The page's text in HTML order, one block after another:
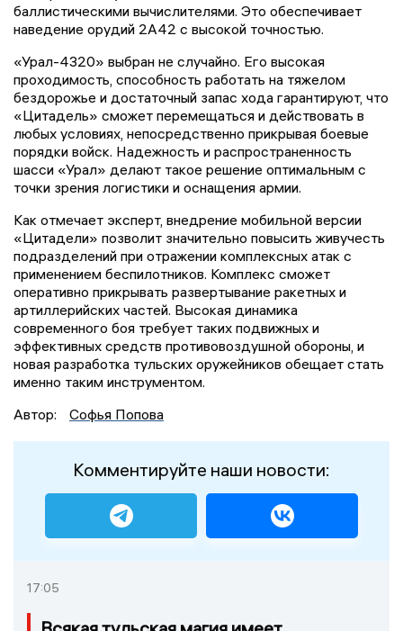
баллистическими вычислителями. Это обеспечивает
наведение орудий 2А42 с высокой точностью.
«Урал-4320» выбран не случайно. Его высокая
проходимость, способность работать на тяжелом
бездорожье и достаточный запас хода гарантируют, что
«Цитадель» сможет перемещаться и действовать в
любых условиях, непосредственно прикрывая боевые
порядки войск. Надежность и распространенность
шасси «Урал» делают такое решение оптимальным с
точки зрения логистики и оснащения армии.
Как отмечает эксперт, внедрение мобильной версии
«Цитадели» позволит значительно повысить живучесть
подразделений при отражении комплексных атак с
применением беспилотников. Комплекс сможет
оперативно прикрывать развертывание ракетных и
артиллерийских частей. Высокая динамика
современного боя требует таких подвижных и
эффективных средств противовоздушной обороны, и
новая разработка тульских оружейников обещает стать
именно таким инструментом.
Автор:
Софья Попова
Комментируйте наши новости:
17:05